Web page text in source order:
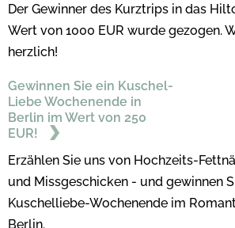
Der Gewinner des Kurztrips in das
Wert von 1000 EUR wurde gezogen.
herzlich!
Gewinnen Sie ein Kuschel-
Liebe Wochenende in
Berlin im Wert von 250
EUR!
Erzählen Sie uns von Hochzeits-
und Missgeschicken - und gewinnen
Kuschelliebe-Wochenende im
Berlin.